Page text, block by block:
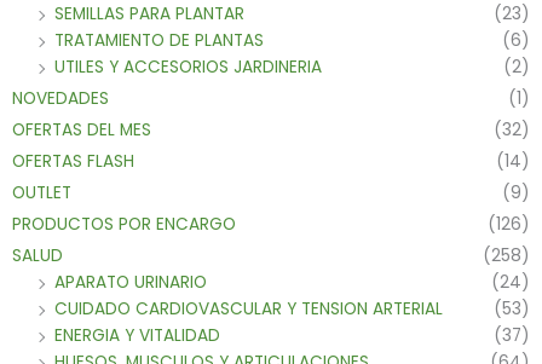
SEMILLAS PARA PLANTAR
(23)
TRATAMIENTO DE PLANTAS
(6)
UTILES Y ACCESORIOS JARDINERIA
(2)
NOVEDADES
(1)
OFERTAS DEL MES
(32)
OFERTAS FLASH
(14)
OUTLET
(9)
PRODUCTOS POR ENCARGO
(126)
SALUD
(258)
APARATO URINARIO
(24)
CUIDADO CARDIOVASCULAR Y TENSION ARTERIAL
(53)
ENERGIA Y VITALIDAD
(37)